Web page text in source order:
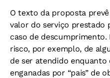
O texto da proposta
valor do serviço prestado
caso de
risco, por exemplo, de
de ser atendido enquanto
enganadas por “pais” de